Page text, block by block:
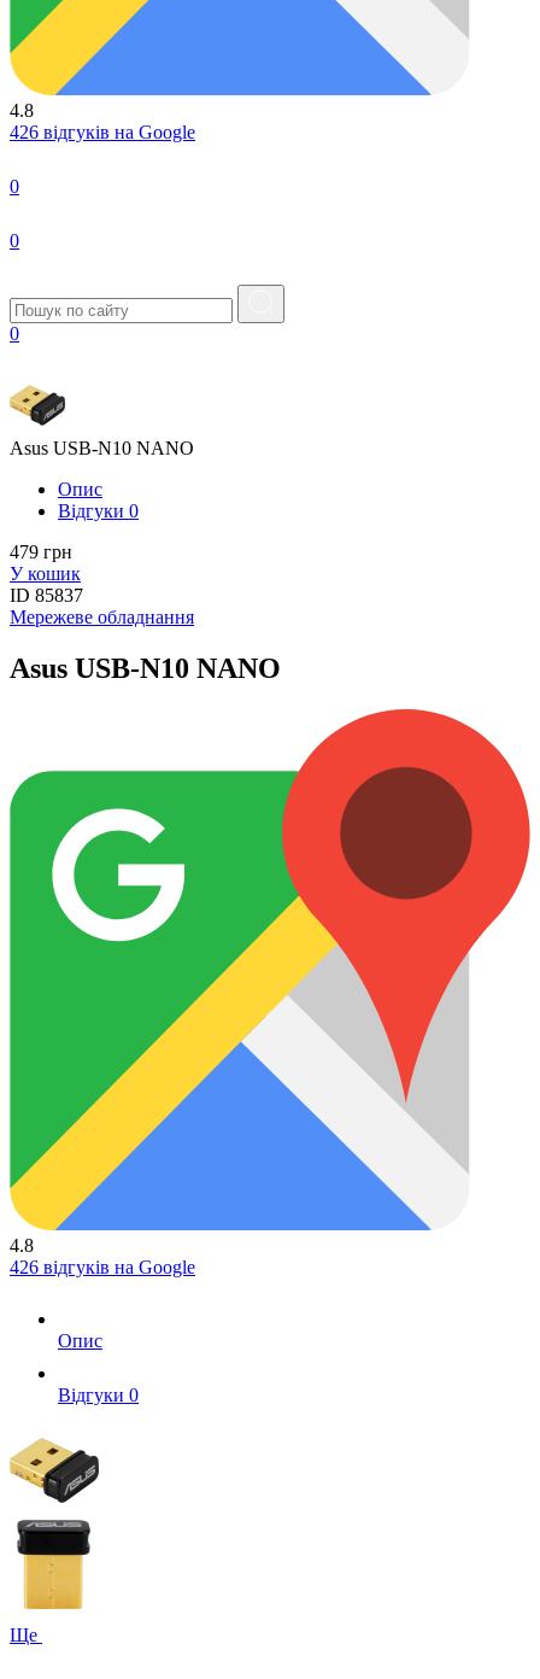
4.8
426 відгуків на Google
0
0
0
Asus USB-N10 NANO
Опис
Вiдгуки 0
479 грн
У кошик
ID 85837
Мережеве обладнання
Asus USB-N10 NANO
4.8
426 відгуків на Google
Опис
Вiдгуки 0
Ще